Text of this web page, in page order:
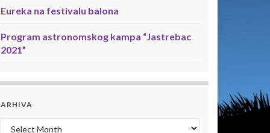
Eureka na festivalu balona
Program astronomskog kampa “Jastrebac
2021”
ARHIVA
Arhiva